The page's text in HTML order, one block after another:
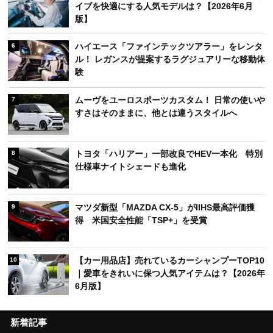
イブを快適にする人気モデルは？【2026年6月
版】
6
ハイエース「ファインテックツアラー」をレンタ
ル！ レガンスが提案するラグジュアリーな移動体
験
7
ムーヴをユーロスポーツカスタム！ 日常の使いや
すさはそのままに、他とは違うスタイルへ
8
トヨタ「ハリアー」一部改良でHEV一本化 特別
仕様車ナイトシェードも進化
9
マツダ新型「MAZDA CX-5」がIIHS最高評価獲
得 米国安全性能「TSP+」を受賞
10
【カー用品店】売れているカーシャンプーTOP10
｜愛車をきれいに保つ人気アイテムは？【2026年
6月版】
新着記事